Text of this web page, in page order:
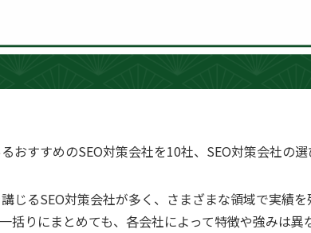
おすすめのSEO対策会社を10社、SEO対策会社の選
じるSEO対策会社が多く、さまざまな領域で実績
括りにまとめても、各会社によって特徴や強みは異